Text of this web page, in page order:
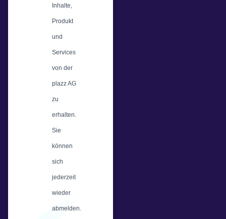
Inhalte,
Produkt
und
Services
von der
plazz AG
zu
erhalten.
Sie
können
sich
jederzeit
wieder
abmelden.